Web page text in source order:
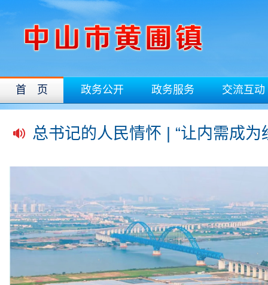
首 页 政务公开 政务服务 交流互动
总书记的人民情怀 | “让内需成为